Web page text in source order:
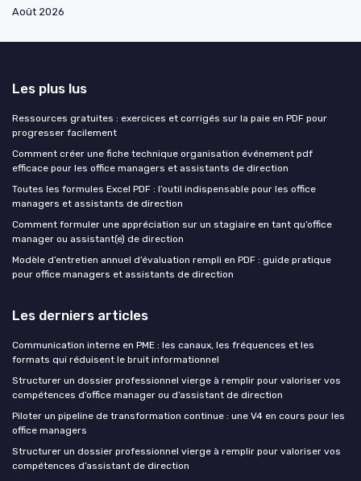
Août 2026
Les plus lus
Ressources gratuites : exercices et corrigés sur la paie en PDF pour
progresser facilement
Comment créer une fiche technique organisation événement pdf
efficace pour les office managers et assistants de direction
Toutes les formules Excel PDF : l’outil indispensable pour les office
managers et assistants de direction
Comment formuler une appréciation sur un stagiaire en tant qu’office
manager ou assistant(e) de direction
Modèle d’entretien annuel d’évaluation rempli en PDF : guide pratique
pour office managers et assistants de direction
Les derniers articles
Communication interne en PME : les canaux, les fréquences et les
formats qui réduisent le bruit informationnel
Structurer un dossier professionnel vierge à remplir pour valoriser vos
compétences d’office manager ou d’assistant de direction
Piloter un pipeline de transformation continue : une V4 en cours pour les
office managers
Structurer un dossier professionnel vierge à remplir pour valoriser vos
compétences d’assistant de direction